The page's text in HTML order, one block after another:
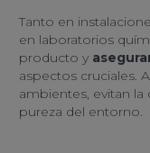
Tanto en
en laboratorios
producto y
aspectos cruciales.
ambientes, evitan la
pureza del entorno.